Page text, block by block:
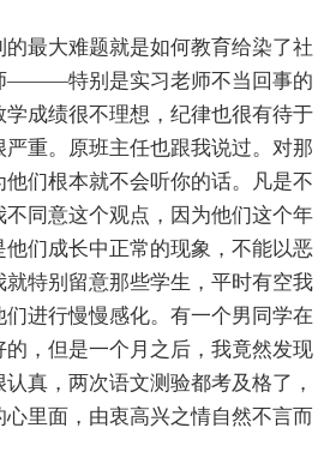
最大难题就是如何教育给染了社
———特别是实习老师不当回事的
成绩很不理想，纪律也很有待于
重。原班主任也跟我说过。对那
们根本就不会听你的话。凡是不
同意这个观点，因为他们这个年
们成长中正常的现象，不能以恶
特别留意那些学生，平时有空我
进行慢慢感化。有一个男同学在
，但是一个月之后，我竟然发现
真，两次语文测验都考及格了，
里面，由衷高兴之情自然不言而